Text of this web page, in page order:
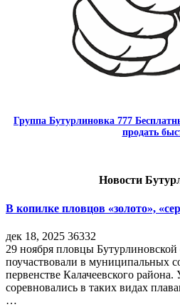
Группа Бутурлиновка 777
продать
Новости
В копилке пловцов «золото»,
дек 18, 2025 36332
29 ноября пловцы
поучаствовали в муниципальных
первенстве Калачеевского
соревновались в таких видах
…